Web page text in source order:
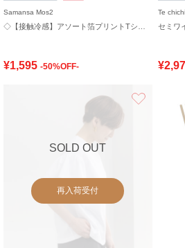
Samansa Mos2
¥1,595 -50%OFF-
Te chichi
SOLD OUT
再入荷受付